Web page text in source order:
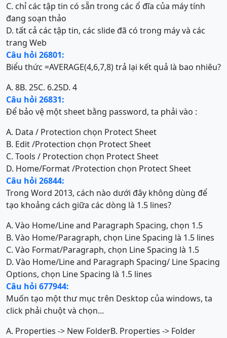
C. chỉ các tập tin có sẵn trong các ổ đĩa của máy tính
đang soạn thảo
D. tất cả các tập tin, các slide đã có trong máy và các
trang Web
Câu hỏi 26801:
Biểu thức =AVERAGE(4,6,7,8) trả lại kết quả là bao nhiêu?
A. 8B. 25C. 6.25D. 4
Câu hỏi 26831:
Để bảo vệ một sheet bằng password, ta phải vào :
A. Data / Protection chọn Protect Sheet
B. Edit /Protection chọn Protect Sheet
C. Tools / Protection chọn Protect Sheet
D. Home/Format /Protection chọn Protect Sheet
Câu hỏi 26844:
Trong Word 2013, cách nào dưới đây không dùng để
tạo khoảng cách giữa các dòng là 1.5 lines?
A. Vào Home/Line and Paragraph Spacing, chọn 1.5
B. Vào Home/Paragraph, chọn Line Spacing là 1.5 lines
C. Vào Format/Paragraph, chọn Line Spacing là 1.5
D. Vào Home/Line and Paragraph Spacing/ Line Spacing
Options, chọn Line Spacing là 1.5 lines
Câu hỏi 677944:
Muốn tạo một thư mục trên Desktop của windows, ta
click phải chuột và chọn...
A. Properties -> New FolderB. Properties -> Folder